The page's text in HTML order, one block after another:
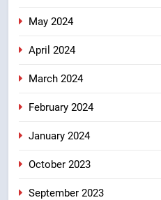
May 2024
April 2024
March 2024
February 2024
January 2024
October 2023
September 2023